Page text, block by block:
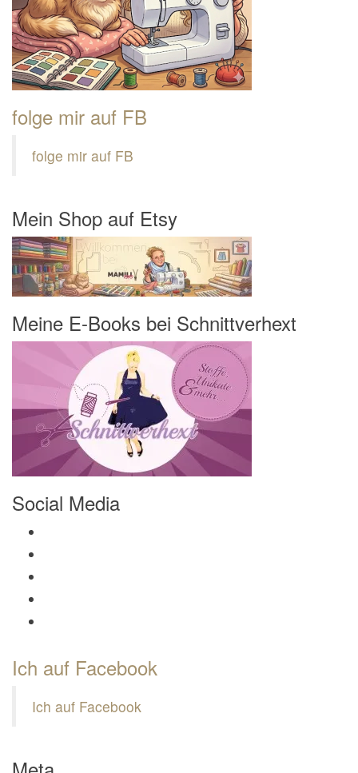
folge mir auf FB
folge mir auf FB
Mein Shop auf Etsy
Meine E-Books bei Schnittverhext
Social Media
Ich auf Facebook
Ich auf Facebook